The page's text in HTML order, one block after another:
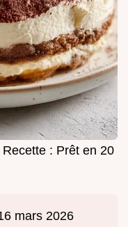
: Prêt en 20
mars 2026